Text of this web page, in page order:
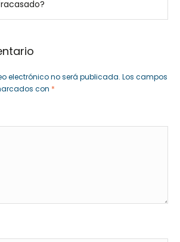
electrónico no será publicada. Los campos
con *